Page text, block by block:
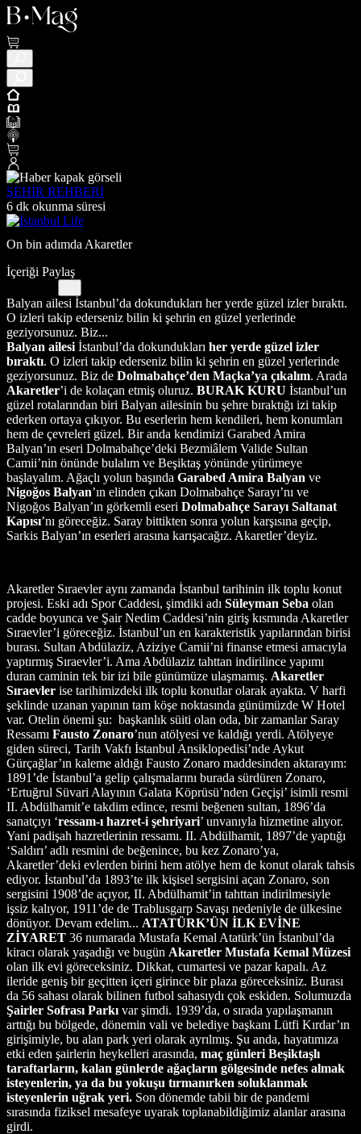
ŞEHİR REHBERİ
6 dk okunma süresi
On bin adımda Akaretler
İçeriği Paylaş
Balyan ailesi İstanbul’da dokundukları her yerde güzel izler bıraktı.
O izleri takip ederseniz bilin ki şehrin en güzel yerlerinde
geziyorsunuz. Biz...
Balyan ailesi İstanbul’da dokundukları her yerde güzel izler
bıraktı. O izleri takip ederseniz bilin ki şehrin en güzel yerlerinde
geziyorsunuz. Biz de Dolmabahçe’den Maçka’ya çıkalım. Arada
Akaretler’i de kolaçan etmiş oluruz. BURAK KURU İstanbul’un
güzel rotalarından biri Balyan ailesinin bu şehre bıraktığı izi takip
ederken ortaya çıkıyor. Bu eserlerin hem kendileri, hem konumları
hem de çevreleri güzel. Bir anda kendimizi Garabed Amira
Balyan’ın eseri Dolmabahçe’deki Bezmiâlem Valide Sultan
Camii’nin önünde bulalım ve Beşiktaş yönünde yürümeye
başlayalım. Ağaçlı yolun başında Garabed Amira Balyan ve
Nigoğos Balyan’ın elinden çıkan Dolmabahçe Sarayı’nı ve
Nigoğos Balyan’ın görkemli eseri Dolmabahçe Sarayı Saltanat
Kapısı’nı göreceğiz. Saray bittikten sonra yolun karşısına geçip,
Sarkis Balyan’ın eserleri arasına karışacağız. Akaretler’deyiz.
Akaretler Sıraevler aynı zamanda İstanbul tarihinin ilk toplu konut
projesi. Eski adı Spor Caddesi, şimdiki adı Süleyman Seba olan
cadde boyunca ve Şair Nedim Caddesi’nin giriş kısmında Akaretler
Sıraevler’i göreceğiz. İstanbul’un en karakteristik yapılarından birisi
burası. Sultan Abdülaziz, Aziziye Camii’ni finanse etmesi amacıyla
yaptırmış Sıraevler’i. Ama Abdülaziz tahttan indirilince yapımı
duran caminin tek bir izi bile günümüze ulaşmamış. Akaretler
Sıraevler ise tarihimizdeki ilk toplu konutlar olarak ayakta. V harfi
şeklinde uzanan yapının tam köşe noktasında günümüzde W Hotel
var. Otelin önemi şu: başkanlık süiti olan oda, bir zamanlar Saray
Ressamı Fausto Zonaro’nun atölyesi ve kaldığı yerdi. Atölyeye
giden süreci, Tarih Vakfı İstanbul Ansiklopedisi’nde Aykut
Gürçağlar’ın kaleme aldığı Fausto Zonaro maddesinden aktarayım:
1891’de İstanbul’a gelip çalışmalarını burada sürdüren Zonaro,
‘Ertuğrul Süvari Alayının Galata Köprüsü’nden Geçişi’ isimli resmi
II. Abdülhamit’e takdim edince, resmi beğenen sultan, 1896’da
sanatçıyı ‘ressam-ı hazret-i şehriyari’ unvanıyla hizmetine alıyor.
Yani padişah hazretlerinin ressamı. II. Abdülhamit, 1897’de yaptığı
‘Saldırı’ adlı resmini de beğenince, bu kez Zonaro’ya,
Akaretler’deki evlerden birini hem atölye hem de konut olarak tahsis
ediyor. İstanbul’da 1893’te ilk kişisel sergisini açan Zonaro, son
sergisini 1908’de açıyor, II. Abdülhamit’in tahttan indirilmesiyle
işsiz kalıyor, 1911’de de Trablusgarp Savaşı nedeniyle de ülkesine
dönüyor. Devam edelim... ATATÜRK’ÜN İLK EVİNE
ZİYARET 36 numarada Mustafa Kemal Atatürk’ün İstanbul’da
kiracı olarak yaşadığı ve bugün Akaretler Mustafa Kemal Müzesi
olan ilk evi göreceksiniz. Dikkat, cumartesi ve pazar kapalı. Az
ileride geniş bir geçitten içeri girince bir plaza göreceksiniz. Burası
da 56 sahası olarak bilinen futbol sahasıydı çok eskiden. Solumuzda
Şairler Sofrası Parkı var şimdi. 1939’da, o sırada yapılaşmanın
arttığı bu bölgede, dönemin vali ve belediye başkanı Lütfi Kırdar’ın
girişimiyle, bu alan park yeri olarak ayrılmış. Şu anda, hayatımıza
etki eden şairlerin heykelleri arasında, maç günleri Beşiktaşlı
taraftarların, kalan günlerde ağaçların gölgesinde nefes almak
isteyenlerin, ya da bu yokuşu tırmanırken soluklanmak
isteyenlerin uğrak yeri. Son dönemde tabii bir de pandemi
sırasında fiziksel mesafeye uyarak toplanabildiğimiz alanlar arasına
girdi.